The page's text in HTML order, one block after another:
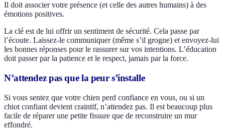
Il doit associer votre présence (et celle des autres humains) à des
émotions positives.
La clé est de lui offrir un sentiment de sécurité. Cela passe par
l’écoute. Laissez-le communiquer (même s’il grogne) et envoyez-lui
les bonnes réponses pour le rassurer sur vos intentions. L’éducation
doit passer par la patience et le respect, jamais par la force.
N’attendez pas que la peur s’installe
Si vous sentez que votre chien perd confiance en vous, ou si un
chiot confiant devient craintif, n’attendez pas. Il est beaucoup plus
facile de réparer une petite fissure que de reconstruire un mur
effondré.